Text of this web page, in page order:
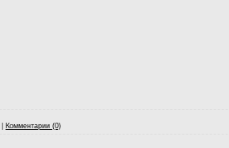
Комментарии (0)